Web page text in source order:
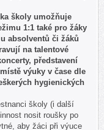
školy umožňuje
1:1 také pro žáky
absolventů či žáků
na talentové
představení
výuky v čase dle
hygienických
školy (i další
nosit roušky po
aby žáci při výuce